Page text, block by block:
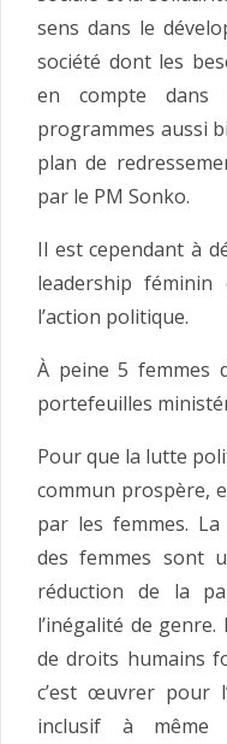
sens dans le
société dont les
en compte
programmes aussi
plan de
par le PM Sonko.
Il est cependant à
leadership
l’action politique.
À peine 5 femmes
portefeuilles
Pour que la lutte
commun prospère,
par les femmes.
des femmes sont
réduction de la
l’inégalité de
de droits humains
c’est œuvrer pour
inclusif à